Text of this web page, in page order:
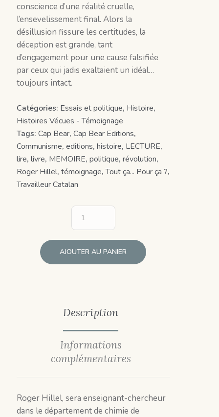
conscience d’une réalité cruelle,
l’ensevelissement final. Alors la
désillusion fissure les certitudes, la
déception est grande, tant
d’engagement pour une cause falsifiée
par ceux qui jadis exaltaient un idéal…
toujours intact.
Catégories: Essais et politique, Histoire,
Histoires Vécues - Témoignage
Tags: Cap Bear, Cap Bear Editions,
Communisme, editions, histoire, LECTURE,
lire, livre, MEMOIRE, politique, révolution,
Roger Hillel, témoignage,Tout ça... Pour ça ?,
Travailleur Catalan
AJOUTER AU PANIER
Description
Informations
complémentaires
Roger Hillel, sera enseignant-chercheur
dans le département de chimie de